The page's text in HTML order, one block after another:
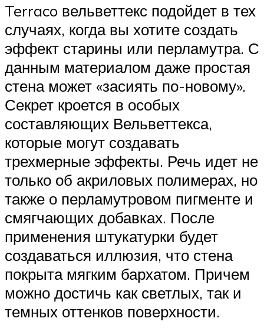
Terraco вельветтекс подойдет в тех
случаях, когда вы хотите создать
эффект старины или перламутра. С
данным материалом даже простая
стена может «засиять по-новому».
Секрет кроется в особых
составляющих Вельветтекса,
которые могут создавать
трехмерные эффекты. Речь идет не
только об акриловых полимерах, но
также о перламутровом пигменте и
смягчающих добавках. После
применения штукатурки будет
создаваться иллюзия, что стена
покрыта мягким бархатом. Причем
можно достичь как светлых, так и
темных оттенков поверхности.